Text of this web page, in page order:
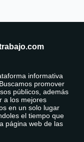
informativa
promover
públicos, además
a los mejores
en un solo lugar
el tiempo que
página web de las